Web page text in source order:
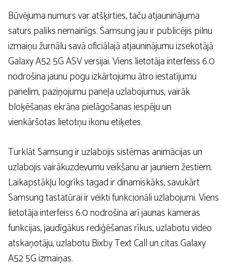
Būvējuma numurs var atšķirties, taču atjauninājuma
saturs paliks nemainīgs. Samsung jau ir publicējis pilnu
izmaiņu žurnālu savā oficiālajā atjauninājumu izsekotājā
Galaxy A52 5G ASV versijai. Viens lietotāja interfeiss 6.0
nodrošina jaunu pogu izkārtojumu ātro iestatījumu
panelim, paziņojumu paneļa uzlabojumus, vairāk
bloķēšanas ekrāna pielāgošanas iespēju un
vienkāršotas lietotņu ikonu etiķetes.
Turklāt Samsung ir uzlabojis sistēmas animācijas un
uzlabojis vairākuzdevumu veikšanu ar jauniem žestiem.
Laikapstākļu logrīks tagad ir dinamiskāks, savukārt
Samsung tastatūrai ir veikti funkcionāli uzlabojumi. Viens
lietotāja interfeiss 6.0 nodrošina arī jaunas kameras
funkcijas, jaudīgākus rediģēšanas rīkus, uzlabotu video
atskaņotāju, uzlabotu Bixby Text Call un citas Galaxy
A52 5G izmaiņas.